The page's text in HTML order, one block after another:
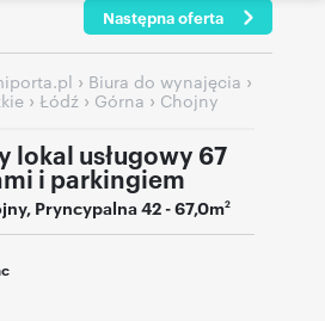
Następna oferta
› Biura do wynajęcia ›
› Łódź › Górna › Chojny
lokal usługowy 67
i parkingiem
, Pryncypalna 42- 67,0m2